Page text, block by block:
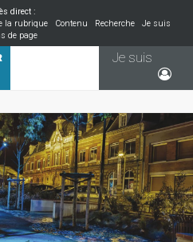
direct :
la rubrique Contenu Recherche
Je suis
de page
Je suis